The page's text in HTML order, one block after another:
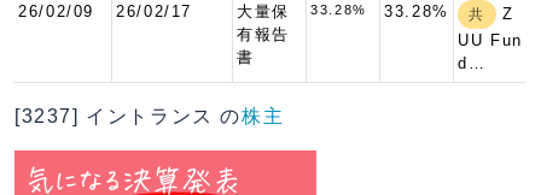
26/02/09 26/02/17
大量保
有報告
書
33.28% 33.28% 共
Z
UU Fun
d…
[3237] イントランス の株主